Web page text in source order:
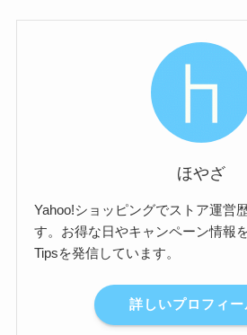
ほやざ
Yahoo!ショッピングでストア運営
す。お得な日やキャンペーン情報
Tipsを発信しています。
詳しいプロフィ